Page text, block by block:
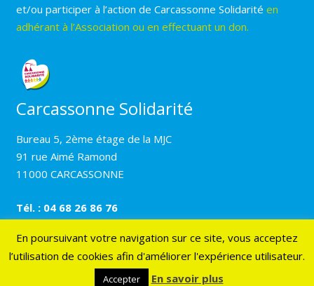
et/ou participer à l’action de Carcassonne Solidarité en
adhérant à l’Association ou en effectuant un don.
Carcassonne Solidarité
Bureau 5, 2ème étage de la MJC
91 rue Aimé Ramond
11000 CARCASSONNE
Tél. : 04 68 26 86 76
© 2017 Carcassonne solidarité – Mentions légales–
Création Résonance Communication
En poursuivant votre navigation sur ce site, vous acceptez
l’utilisation de cookies afin d'améliorer l'expérience utilisateur.
Accepter En savoir plus